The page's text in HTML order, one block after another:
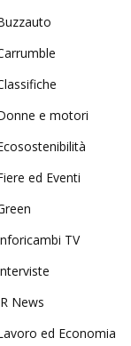
e motori
ed Eventi
TV
News
ed Economia